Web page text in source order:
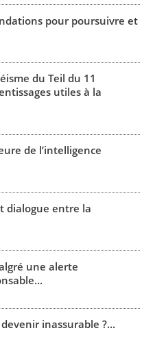
pour poursuivre et
du Teil du 11
utiles à la
de l’intelligence
dialogue entre la
une alerte
inassurable ?...